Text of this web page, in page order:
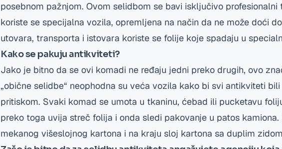
posebnom pažnjom. Ovom selidbom se bavi isključivo
koriste se specijalna vozila, opremljena na način da ne može doći
utovara, transporta i istovara koriste se folije koje spadaju u
Kako se pakuju antikviteti?
Jako je bitno da se ovi komadi ne ređaju jedni preko drugih, ovo
„obične selidbe“ neophodna su veća vozila kako bi svi antikviteti
pritiskom. Svaki komad se umota u tkaninu, ćebad ili pucketavu
preko toga uvija streč folija i onda sledi pakovanje u patos
mekanog višeslojnog kartona i na kraju sloj kartona sa duplim